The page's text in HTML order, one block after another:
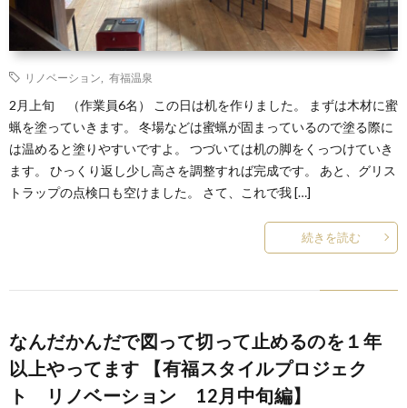
誌
～
リノベーション 有福温泉
2月上旬 （作業員6名） この日は机を作りました。 まずは木材に蜜
蝋を塗っていきます。 冬場などは蜜蝋が固まっているので塗る際に
は温めると塗りやすいですよ。 つづいては机の脚をくっつけていき
ます。 ひっくり返し少し高さを調整すれば完成です。 あと、グリス
トラップの点検口も空けました。 さて、これで我 […]
続きを読む
なんだかんだで図って切って止めるのを１年
以上やってます 【有福スタイルプロジェク
ト リノベーション 12月中旬編】